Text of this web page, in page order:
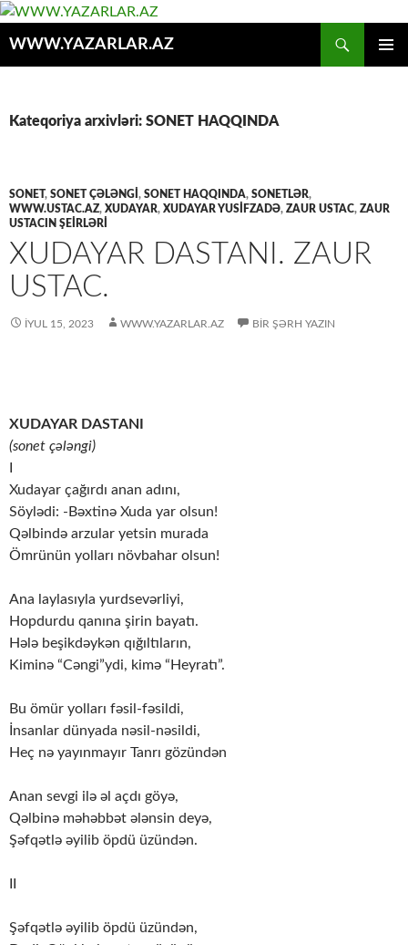
WWW.YAZARLAR.AZ
Kateqoriya arxivləri: SONET HAQQINDA
SONET, SONET ÇƏLƏNGI , SONET HAQQINDA, SONETLƏR,
WWW.USTAC.AZ, XUDAYAR, XUDAYAR YUSİFZADƏ, ZAUR USTAC, ZAUR
USTACIN ŞEİRLƏRİ
XUDAYAR DASTANI. ZAUR
USTAC.
İYUL 15, 2023 WWW.YAZARLAR.AZ BIR ŞƏRH YAZIN
XUDAYAR DASTANI
(sonet çələngi)
Xudayar çağırdı anan adını,
Söylədi: -Bəxtinə Xuda yar olsun!
Qəlbində arzular yetsin murada
Ömrünün yolları növbahar olsun!
Ana laylasıyla yurdsevərliyi,
Hopdurdu qanına şirin bayatı.
Hələ beşikdəykən qığıltıların,
Kiminə “Cəngi”ydi, kimə “Heyratı”.
Bu ömür yolları fəsil-fəsildi,
İnsanlar dünyada nəsil-nəsildi,
Heç nə yayınmayır Tanrı gözündən
Anan sevgi ilə əl açdı göyə,
Qəlbinə məhəbbət ələnsin deyə,
Şəfqətlə əyilib öpdü üzündən.
Şəfqətlə əyilib öpdü üzündən,